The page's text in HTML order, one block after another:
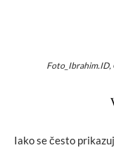
Foto_Ibrahim.ID,
Iako se često